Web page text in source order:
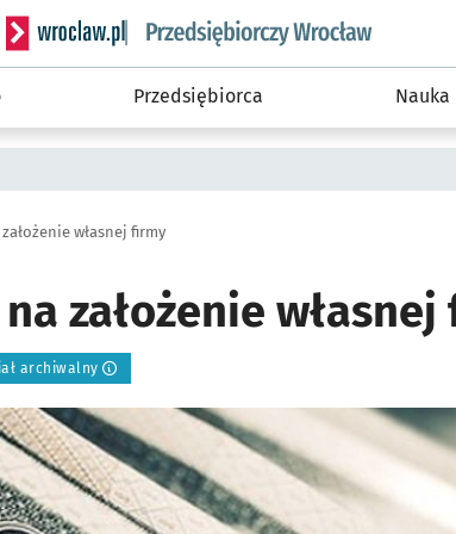
Serwis informacyjny wroclaw.pl podserwis:
Przedsiębiorca Nauka
własnej firmy
założenie
archiwalny